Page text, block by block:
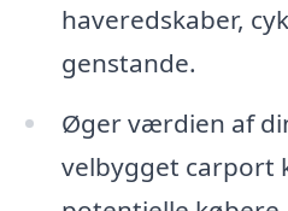
haveredskaber,
genstande.
Øger værdien af
velbygget carport